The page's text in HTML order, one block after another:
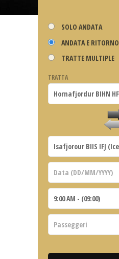
SOLO ANDATA
ANDATA E RITORNO
TRATTE MULTIPLE
TRATTA